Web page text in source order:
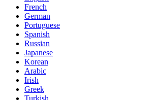
French
German
Portuguese
Spanish
Russian
Japanese
Korean
Arabic
Irish
Greek